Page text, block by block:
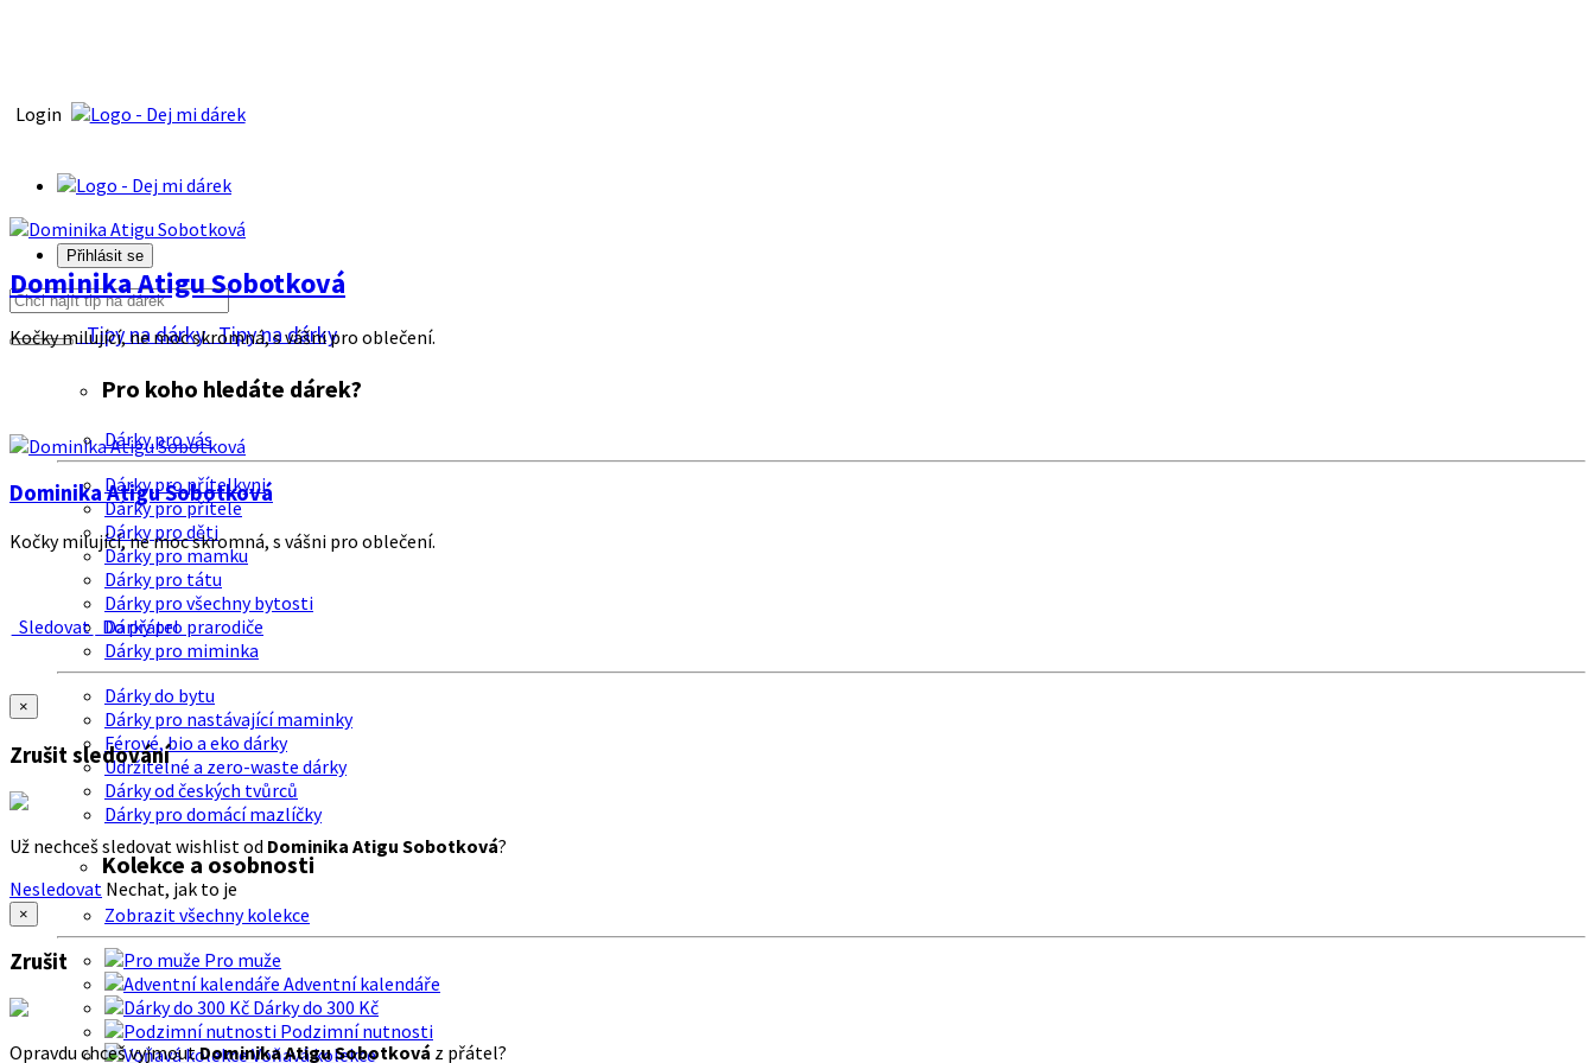
Login
Přihlásit se
Tipy na dárkyTipy na dárky
Pro koho hledáte dárek?
Dárky pro vás
Dárky pro přítelkyni
Dárky pro přítele
Dárky pro děti
Dárky pro mamku
Dárky pro tátu
Dárky pro všechny bytosti
Dárky pro prarodiče
Dárky pro miminka
Dárky do bytu
Dárky pro nastávající maminky
Férové, bio a eko dárky
Udržitelné a zero-waste dárky
Dárky od českých tvůrců
Dárky pro domácí mazlíčky
Kolekce a osobnosti
Zobrazit všechny kolekce
Pro muže
Adventní kalendáře
Dárky do 300 Kč
Podzimní nutnosti
Voňavá kolekce
Dominika Atigu Sobotková
Kočky milující, ne moc skromná, s vášni pro oblečení.
Dominika Atigu Sobotková
Kočky milující, ne moc skromná, s vášni pro oblečení.
Sledovat Do přátel
×
Zrušit sledování
Už nechceš sledovat wishlist od Dominika Atigu Sobotková?
Nesledovat Nechat, jak to je
×
Zrušit
Opravdu chceš vyjmoutDominika Atigu Sobotková z přátel?